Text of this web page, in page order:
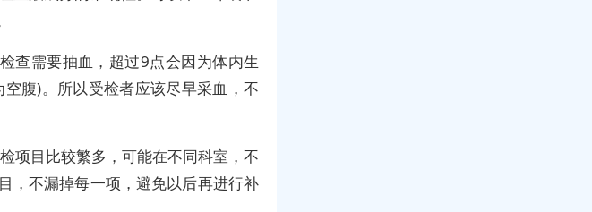
查需要抽血，超过9点会因为体内生
腹)。所以受检者应该尽早采血，不
项目比较繁多，可能在不同科室，不
，不漏掉每一项，避免以后再进行补